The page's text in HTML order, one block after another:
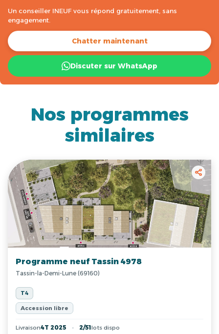
Un conseiller INEUF vous répond gratuitement, sans
engagement.
Chatter maintenant
Discuter sur WhatsApp
Nos programmes
similaires
Programme neuf Tassin 4978
Tassin-la-Demi-Lune (69160)
T4
Accession libre
Livraison4T 2025 2/51 lots dispo